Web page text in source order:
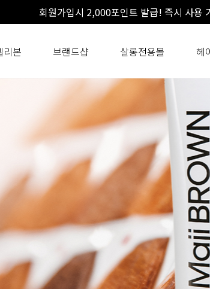
회원가입시 2,000포인트 발급! 즉시 사용
리본 브랜드샵 살롱전용몰 헤